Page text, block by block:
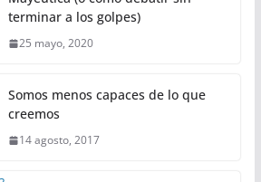
terminar a los golpes)
25 mayo, 2020
Somos menos capaces de lo que
creemos
14 agosto, 2017